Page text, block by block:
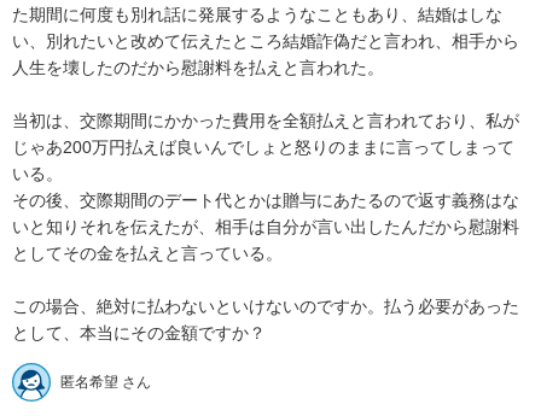
た期間に何度も別れ話に発展するようなこともあり、結婚はしな
い、別れたいと改めて伝えたところ結婚詐偽だと言われ、相手から
人生を壊したのだから慰謝料を払えと言われた。
当初は、交際期間にかかった費用を全額払えと言われており、私が
じゃあ200万円払えば良いんでしょと怒りのままに言ってしまって
いる。
その後、交際期間のデート代とかは贈与にあたるので返す義務はな
いと知りそれを伝えたが、相手は自分が言い出したんだから慰謝料
としてその金を払えと言っている。
この場合、絶対に払わないといけないのですか。払う必要があった
として、本当にその金額ですか？
匿名希望 さん